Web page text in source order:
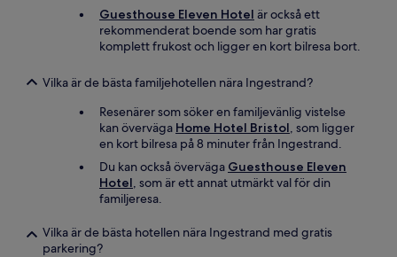
Guesthouse Eleven Hotel är också ett
rekommenderat boende som har gratis
komplett frukost och ligger en kort bilresa bort.
Vilka är de bästa familjehotellen nära Ingestrand?
Resenärer som söker en familjevänlig vistelse
kan överväga Home Hotel Bristol, som ligger
en kort bilresa på 8 minuter från Ingestrand.
Du kan också överväga Guesthouse Eleven
Hotel, som är ett annat utmärkt val för din
familjeresa.
Vilka är de bästa hotellen nära Ingestrand med gratis
parkering?